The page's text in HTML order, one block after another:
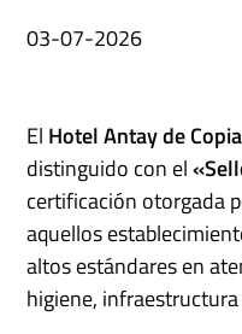
03-07-2026
El Hotel Antay de
distinguido con el
certificación otorgada
aquellos
altos estándares en
higiene,